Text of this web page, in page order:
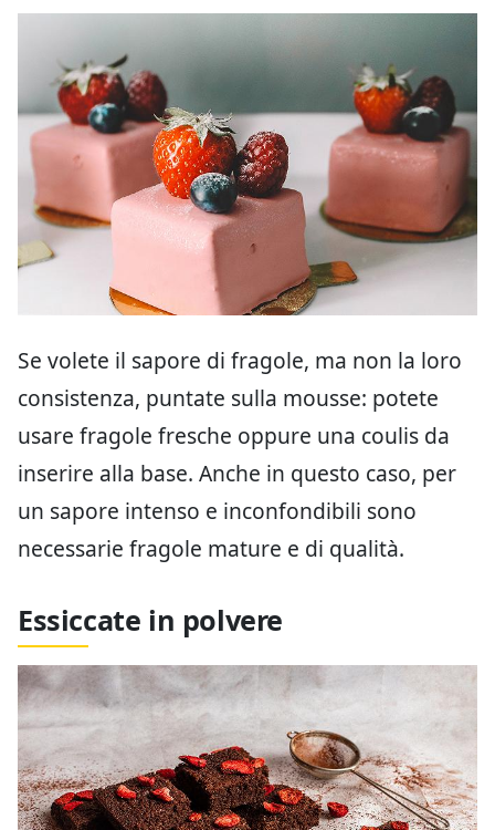
Se volete il sapore di fragole, ma non la loro
consistenza, puntate sulla mousse: potete
usare fragole fresche oppure una coulis da
inserire alla base. Anche in questo caso, per
un sapore intenso e inconfondibili sono
necessarie fragole mature e di qualità.
Essiccate in polvere